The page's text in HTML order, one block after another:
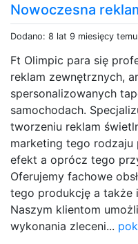
Nowoczesna
Dodano: 8 lat 9 miesięcy temu
Ft Olimpic para się
reklam zewnętrznych,
spersonalizowanych
samochodach.
tworzeniu reklam
marketing tego rodzaju
efekt a oprócz tego
Oferujemy fachowe
tego produkcję a także
Naszym klientom
wykonania zleceni...